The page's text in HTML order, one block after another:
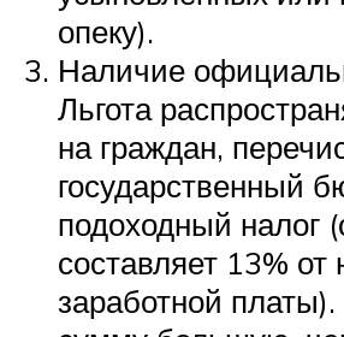
опеку).
Наличие
Льгота
на граждан,
государственный
подоходный налог
составляет 13%
заработной